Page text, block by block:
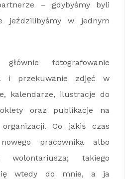
– gdybyśmy byli
jeździlibyśmy w jednym
fotografowanie
i przekuwanie zdjęć w
kalendarze, ilustracje do
oraz publikacje na
Co jakiś czas
pracownika albo
wolontariusza; takiego
się wtedy do mnie, a ja